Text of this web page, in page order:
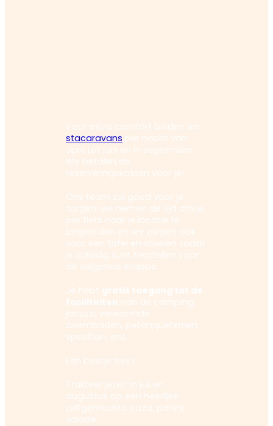
Voor extra comfort bieden we
stacaravans per nacht van
april tot juni en in september.
We betalen de
reserveringskosten voor je!
Ons team zal goed voor je
zorgen: we nemen de tijd om je
per fiets naar je locatie te
begeleiden en we zorgen ook
voor een tafel en stoelen zodat
je volledig kunt herstellen voor
de volgende etappe.
Je hebt gratis toegang tot de
faciliteiten van de camping:
jacuzzi, verwarmde
zwembaden, petanqueterrein,
speeltuin, enz.
Een beetje trek?
Trakteer jezelf in juli en
augustus op een heerlijke
zelfgemaakte pizza, panini,
salade…